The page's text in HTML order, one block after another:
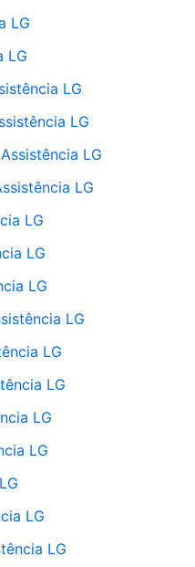
LG
LG
LG
LG
LG
LG
LG
LG
LG
LG
LG
LG
LG
LG
LG
LG